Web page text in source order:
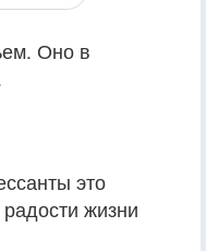
Оно в
это
жизни